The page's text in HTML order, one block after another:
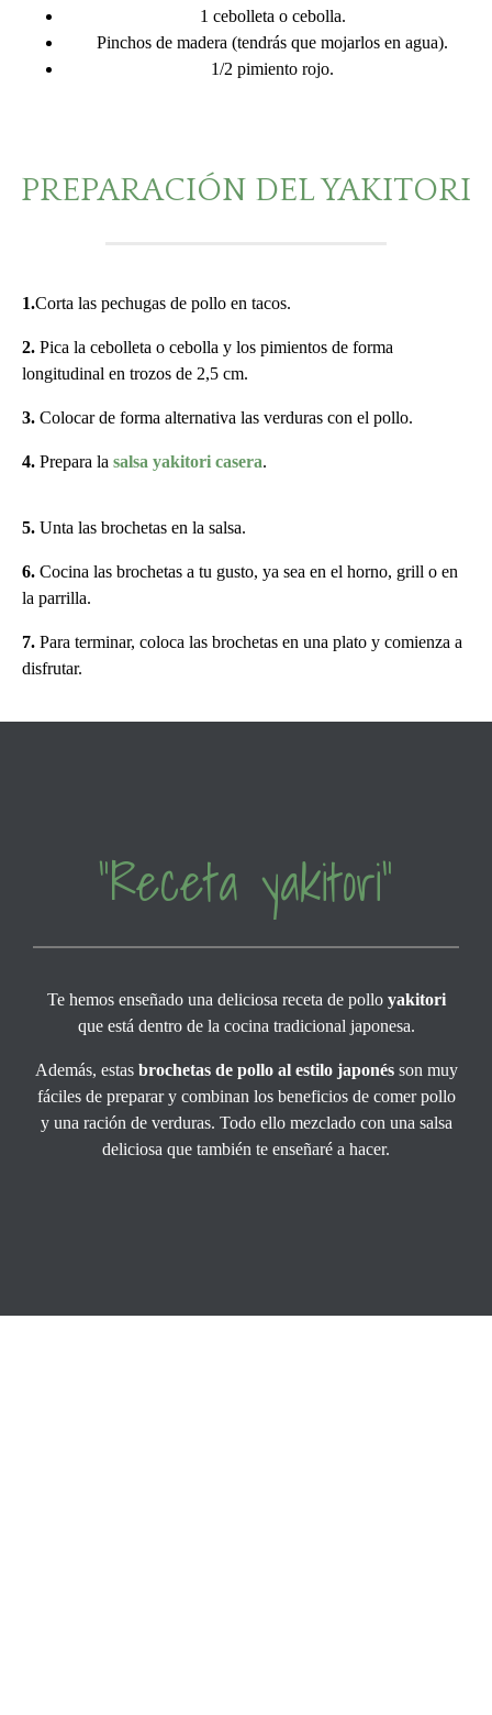
1 cebolleta o cebolla.
Pinchos de madera (tendrás que mojarlos en agua).
1/2 pimiento rojo.
PREPARACIÓN DEL YAKITORI
1.Corta las pechugas de pollo en tacos.
2. Pica la cebolleta o cebolla y los pimientos de forma
longitudinal en trozos de 2,5 cm.
3. Colocar de forma alternativa las verduras con el pollo.
4. Prepara la salsa yakitori casera.
5. Unta las brochetas en la salsa.
6. Cocina las brochetas a tu gusto, ya sea en el horno, grill o en
la parrilla.
7. Para terminar, coloca las brochetas en una plato y comienza a
disfrutar.
“Receta yakitori”
Te hemos enseñado una deliciosa receta de pollo yakitori
que está dentro de la cocina tradicional japonesa.
Además, estas brochetas de pollo al estilo japonésson muy
fáciles de preparar y combinan los beneficios de comer pollo
y una ración de verduras. Todo ello mezclado con una salsa
deliciosa que también te enseñaré a hacer.